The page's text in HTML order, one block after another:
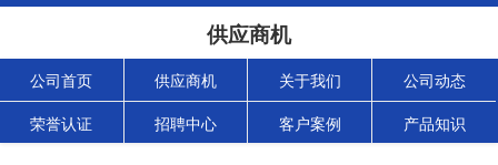
供应商机
公司首页 供应商机 关于我们 公司动态
荣誉认证 招聘中心 客户案例 产品知识